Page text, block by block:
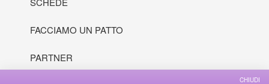
FACCIAMO UN PATTO
PARTNER
CHIUDI